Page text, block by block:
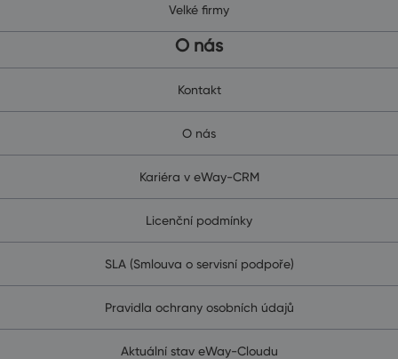
Velké firmy
O nás
Kontakt
O nás
Kariéra v eWay-CRM
Licenční podmínky
SLA (Smlouva o servisní podpoře)
Pravidla ochrany osobních údajů
Aktuální stav eWay-Cloudu